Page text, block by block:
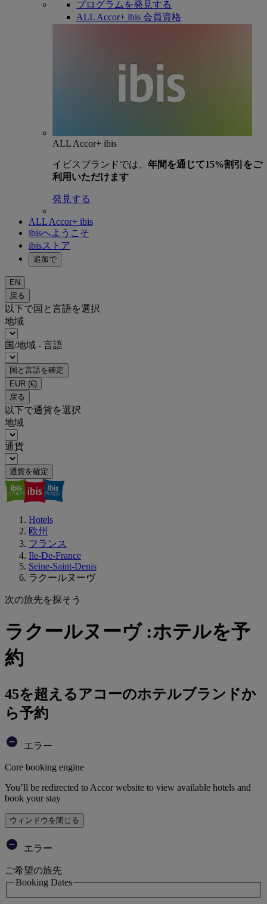
プログラムを発見する
ALL Accor+ ibis 会員資格
ALL Accor+ ibis
イビスブランドでは、 年間を通じて15%割引をご
利用いただけます
発見する
ALL Accor+ ibis
ibisへようこそ
ibisストア
追加で
EN
戻る
以下で国と言語を選択
地域
国/地域 - 言語
国と言語を確定
EUR (€)
戻る
以下で通貨を選択
地域
通貨
通貨を確定
Hotels
欧州
フランス
Ile-De-France
Seine-Saint-Denis
ラクールヌーヴ
次の旅先を探そう
ラクールヌーヴ :ホテルを予
約
45を超えるアコーのホテルブランドか
ら予約
エラー
Core booking engine
You’ll be redirected to Accor website to view available hotels and
book your stay
ウィンドウを閉じる
エラー
ご希望の旅先
Booking Dates